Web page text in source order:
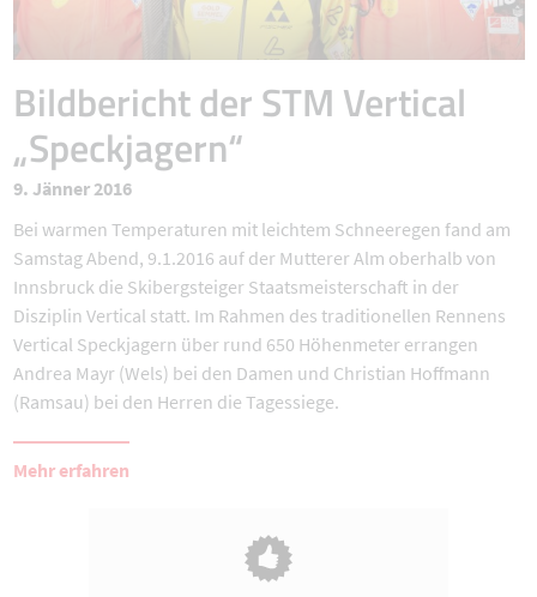
Bildbericht der STM Vertical
„Speckjagern“
9. Jänner 2016
Bei warmen Temperaturen mit leichtem Schneeregen fand am
Samstag Abend, 9.1.2016 auf der Mutterer Alm oberhalb von
Innsbruck die Skibergsteiger Staatsmeisterschaft in der
Disziplin Vertical statt. Im Rahmen des traditionellen Rennens
Vertical Speckjagern über rund 650 Höhenmeter errangen
Andrea Mayr (Wels) bei den Damen und Christian Hoffmann
(Ramsau) bei den Herren die Tagessiege.
Mehr erfahren